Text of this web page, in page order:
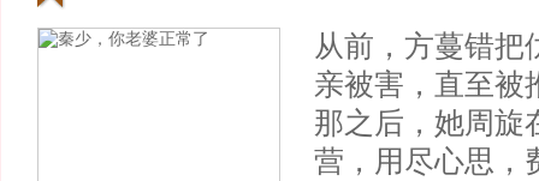
从前，方蔓错把
亲被害，直至被
那之后，她周旋
营，用尽心思，